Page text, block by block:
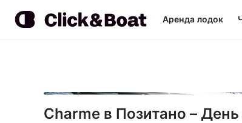
Аренда лодок
Charme в Позитано –